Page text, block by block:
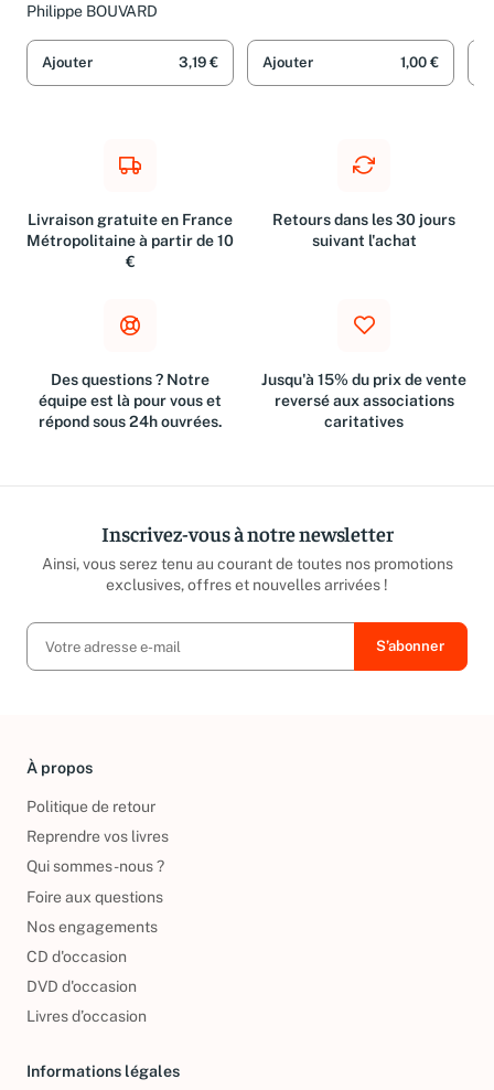
Philippe BOUVARD
Ajouter 3,19 € Ajouter 1,00 €
Livraison gratuite en France
Métropolitaine à partir de 10
€
Retours dans les 30 jours
suivant l'achat
Des questions ? Notre
équipe est là pour vous et
répond sous 24h ouvrées.
Jusqu'à 15% du prix de vente
reversé aux associations
caritatives
Inscrivez-vous à notre newsletter
Ainsi, vous serez tenu au courant de toutes nos promotions
exclusives, offres et nouvelles arrivées !
À propos
Politique de retour
Reprendre vos livres
Qui sommes-nous ?
Foire aux questions
Nos engagements
CD d'occasion
DVD d'occasion
Livres d’occasion
Informations légales